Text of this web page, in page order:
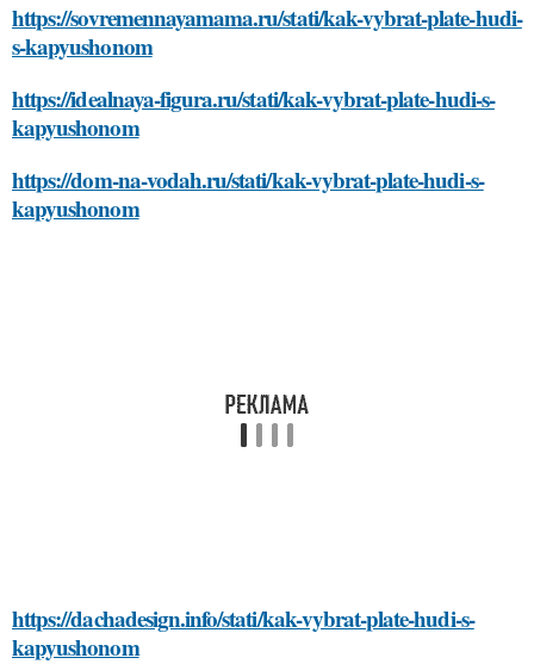
https://sovremennayamama.ru/stati/kak-vybrat-plate-hudi-
s-kapyushonom
https://idealnaya-figura.ru/stati/kak-vybrat-plate-hudi-s-
kapyushonom
https://dom-na-vodah.ru/stati/kak-vybrat-plate-hudi-s-
kapyushonom
https://dachadesign.info/stati/kak-vybrat-plate-hudi-s-
kapyushonom